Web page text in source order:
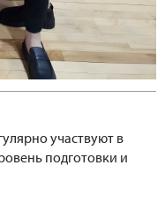
участвуют в
подготовки и